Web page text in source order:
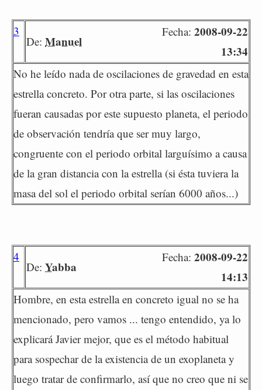
3
De: Manuel
Fecha: 2008-09-22
13:34
No he leído nada de oscilaciones de gravedad en esta
estrella concreto. Por otra parte, si las oscilaciones
fueran causadas por este supuesto planeta, el periodo
de observación tendría que ser muy largo,
congruente con el periodo orbital larguísimo a causa
de la gran distancia con la estrella (si ésta tuviera la
masa del sol el periodo orbital serían 6000 años...)
4
De: Yabba
Fecha: 2008-09-22
14:13
Hombre, en esta estrella en concreto igual no se ha
mencionado, pero vamos ... tengo entendido, ya lo
explicará Javier mejor, que es el método habitual
para sospechar de la existencia de un exoplaneta y
luego tratar de confirmarlo, así que no creo que ni se